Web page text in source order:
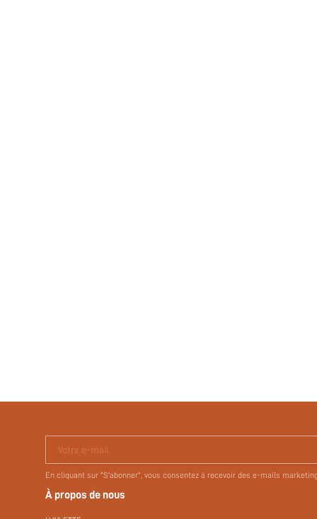
Votre e-mail
En cliquant sur "S'abonner", vous consentez à recevoir des e-mails
À propos de nous